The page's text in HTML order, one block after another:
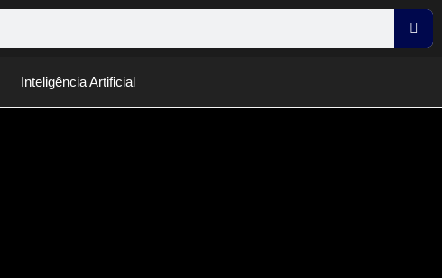
Inteligência Artificial